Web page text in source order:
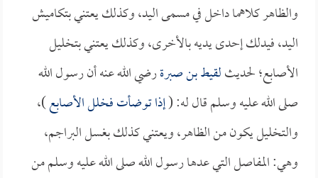
والظاهر كلاهما داخل في مسمى اليد، وكذلك يعتني بتكاميش
اليد، فيدلك إحدى يديه بالأخرى، وكذلك يعتني بتخليل
الأصابع؛ لحديثلقيط بن صبرةرضي الله عنه أن رسول الله
صلى الله عليه وسلم قال له: (إذا توضأت فخلل الأصابع)،
والتخليل يكون من الظاهر، ويعتني كذلك بغسل البراجم،
وهي: المفاصل التي عدها رسول الله صلى الله عليه وسلم من